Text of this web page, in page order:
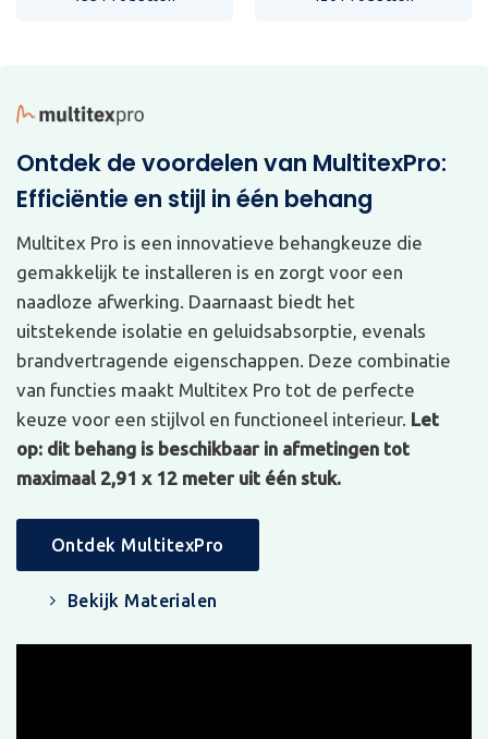
Ontdek de voordelen van MultitexPro:
Efficiëntie en stijl in één behang
Multitex Pro is een innovatieve behangkeuze die
gemakkelijk te installeren is en zorgt voor een
naadloze afwerking. Daarnaast biedt het
uitstekende isolatie en geluidsabsorptie, evenals
brandvertragende eigenschappen. Deze combinatie
van functies maakt Multitex Pro tot de perfecte
keuze voor een stijlvol en functioneel interieur. Let
op: dit behang is beschikbaar in afmetingen tot
maximaal 2,91 x 12 meter uit één stuk.
Ontdek MultitexPro
Bekijk Materialen